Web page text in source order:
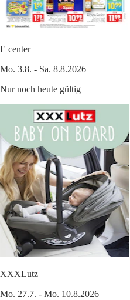
E center
Mo. 3.8. - Sa. 8.8.2026
Nur noch heute gültig
XXXLutz
Mo. 27.7. - Mo. 10.8.2026